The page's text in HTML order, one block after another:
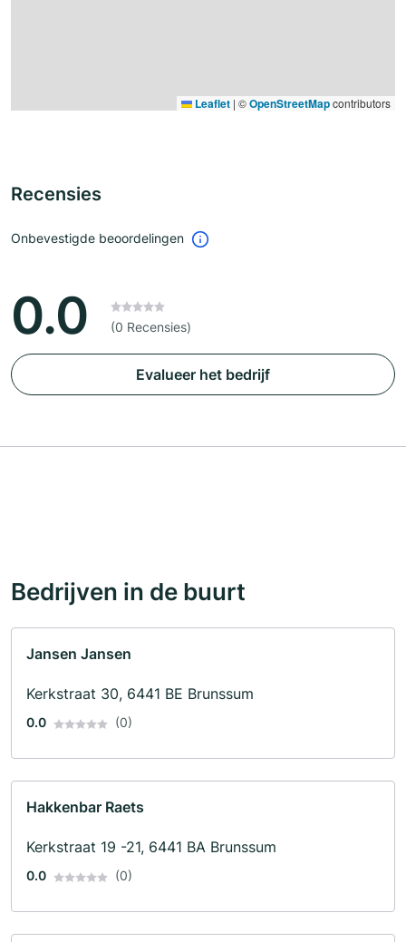
Leaflet | ©OpenStreetMapcontributors
Recensies
Onbevestigde beoordelingen
0.0 (0 Recensies)
Evalueer het bedrijf
Bedrijven in de buurt
Jansen Jansen
Kerkstraat 30, 6441 BE Brunssum
0.0 (0)
Hakkenbar Raets
Kerkstraat 19 -21, 6441 BA Brunssum
0.0 (0)